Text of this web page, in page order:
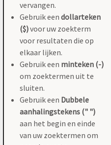
vervangen.
Gebruik een dollarteken
($)voor uw zoekterm
voor resultaten die op
elkaar lijken.
Gebruik een minteken (-)
om zoektermen uit te
sluiten.
Gebruik een Dubbele
aanhalingstekens (" ")
aan het begin en einde
van uw zoektermen om